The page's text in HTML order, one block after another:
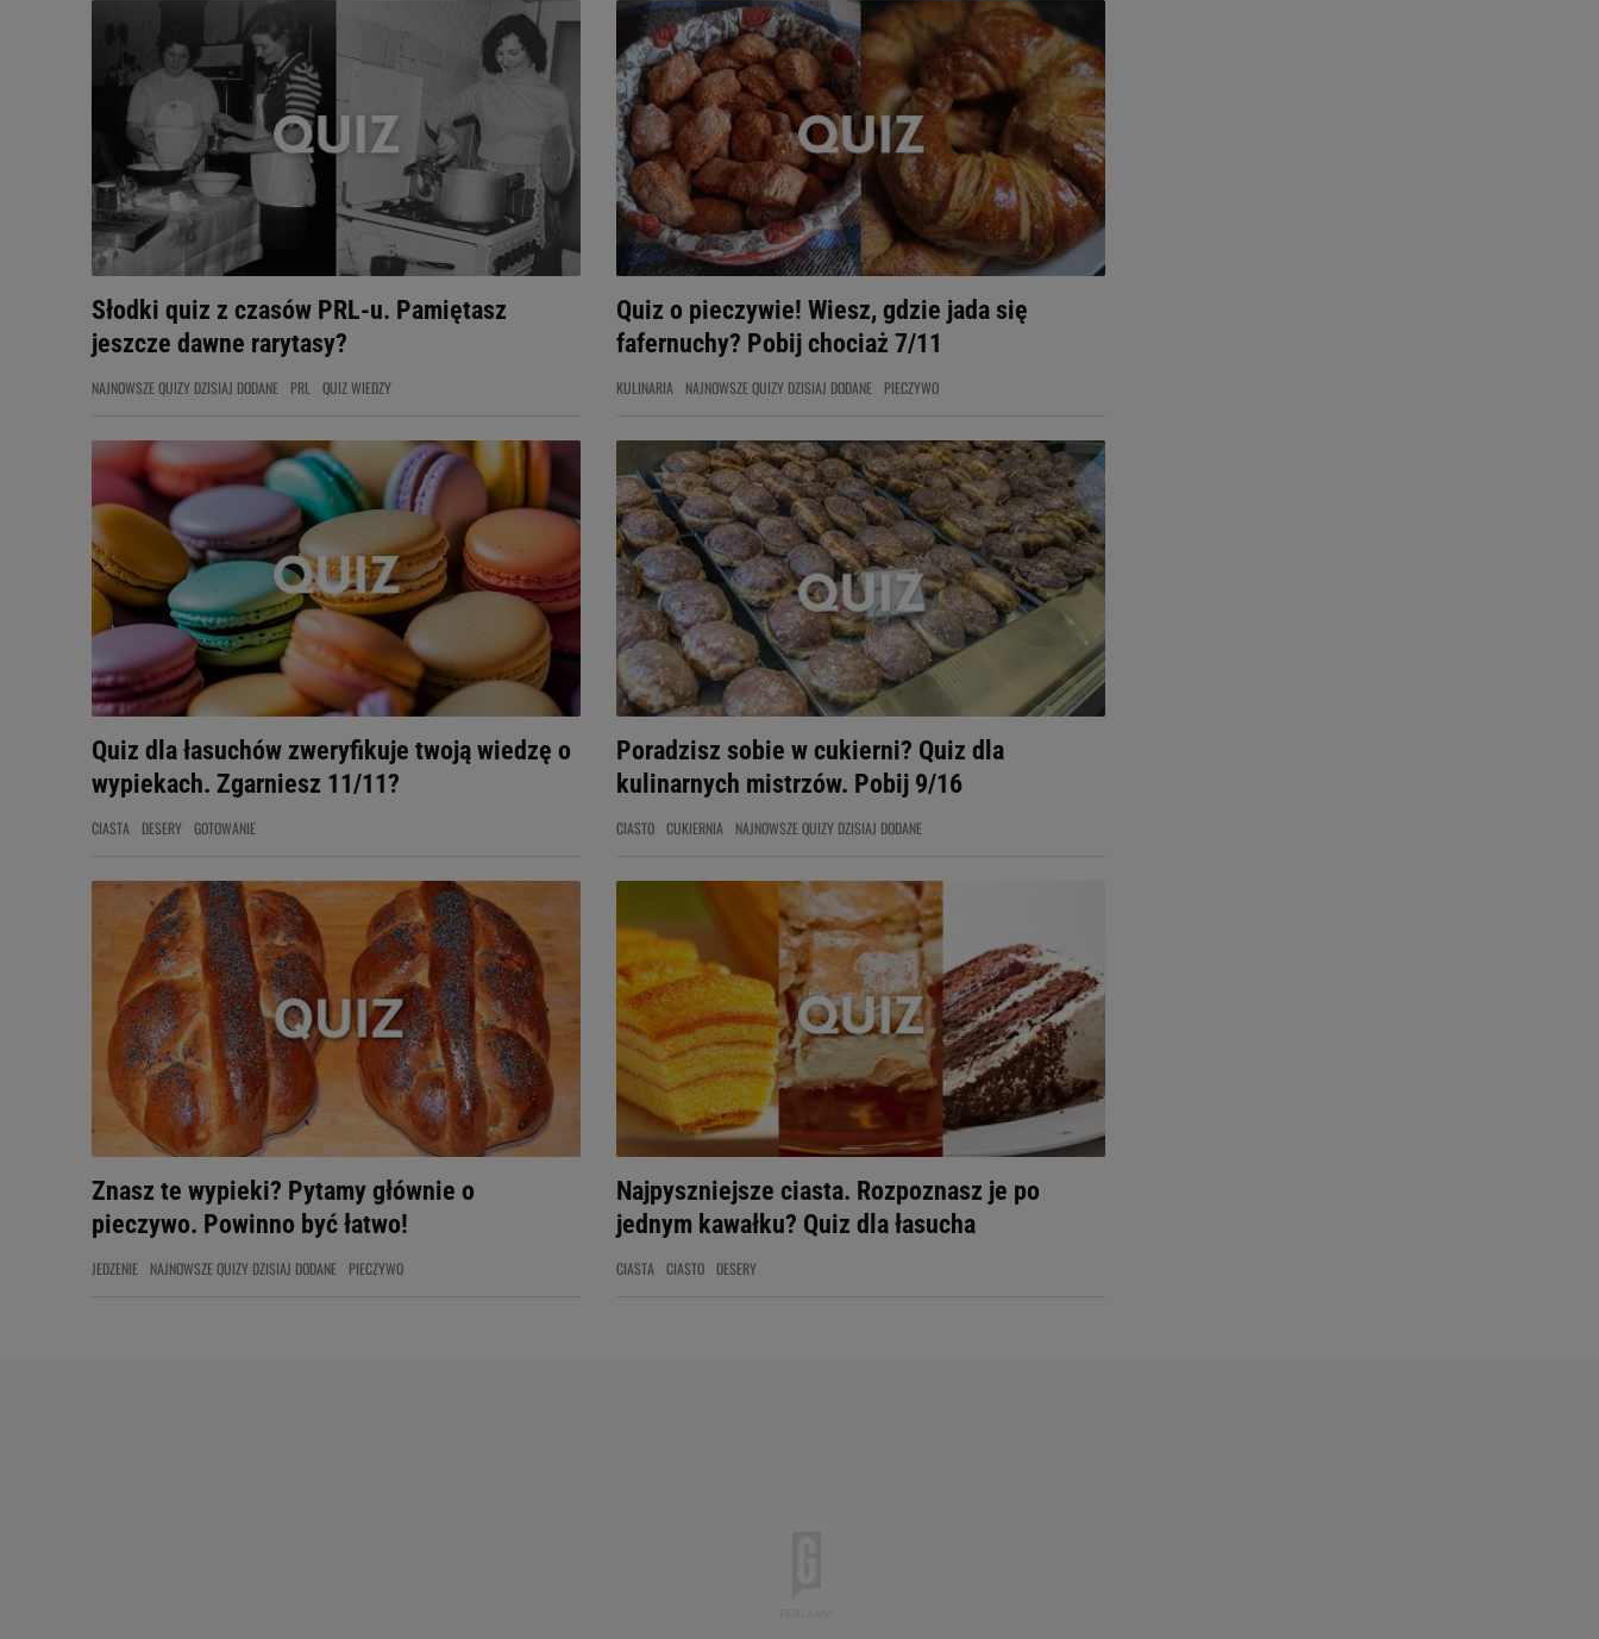
Słodki quiz z czasów PRL-u. Pamiętasz
jeszcze dawne rarytasy?
NAJNOWSZE QUIZY DZISIAJ DODANE PRL QUIZ WIEDZY
Quiz o pieczywie! Wiesz, gdzie jada się
fafernuchy? Pobij chociaż 7/11
KULINARIA NAJNOWSZE QUIZY DZISIAJ DODANE PIECZYWO
Quiz dla łasuchów zweryfikuje twoją wiedzę o
wypiekach. Zgarniesz 11/11?
CIASTA DESERY GOTOWANIE
Poradzisz sobie w cukierni? Quiz dla
kulinarnych mistrzów. Pobij 9/16
CIASTO CUKIERNIA NAJNOWSZE QUIZY DZISIAJ DODANE
Znasz te wypieki? Pytamy głównie o
pieczywo. Powinno być łatwo!
JEDZENIE NAJNOWSZE QUIZY DZISIAJ DODANE PIECZYWO
Najpyszniejsze ciasta. Rozpoznasz je po
jednym kawałku? Quiz dla łasucha
CIASTA CIASTO DESERY